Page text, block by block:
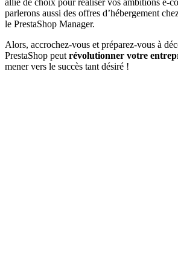
allié de choix pour réaliser vos ambitions e-
parlerons aussi des offres d’hébergement
le PrestaShop Manager.
Alors, accrochez-vous et préparez-vous à
PrestaShop peut révolutionner votre
mener vers le succès tant désiré !